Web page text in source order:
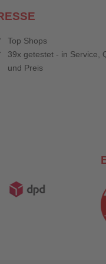
Top Shops
39x getestet - in Service,
und Preis